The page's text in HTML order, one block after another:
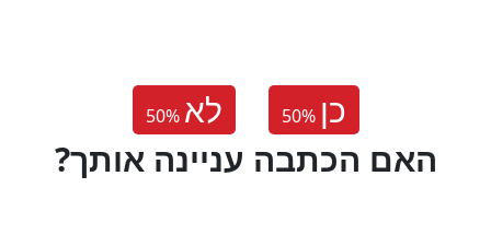
50% לא 50% כן
?האם הכתבה עניינה אותך